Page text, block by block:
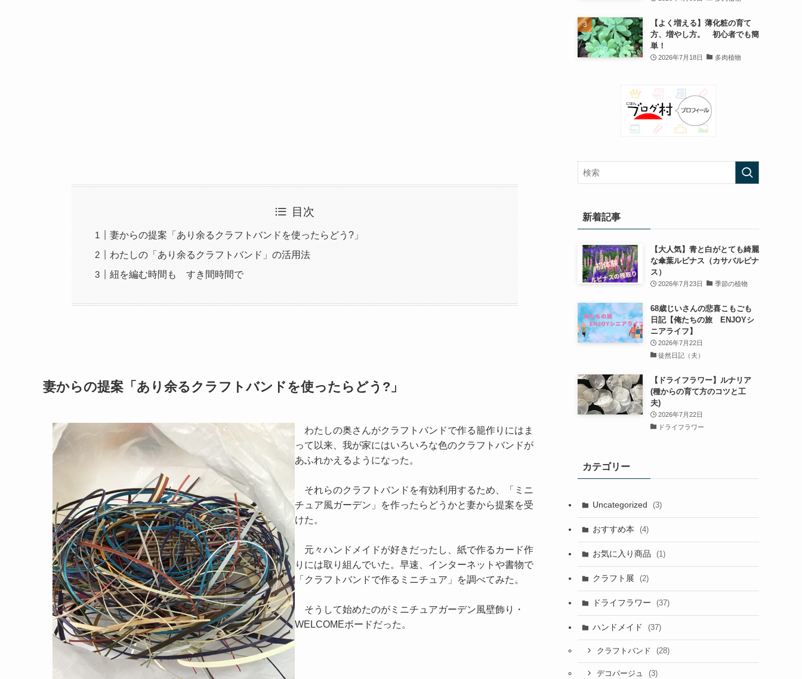
目次
妻からの提案「あり余るクラフトバンドを使ったらどう?」
わたしの「あり余るクラフトバンド」の活用法
紐を編む時間も すき間時間で
妻からの提案「あり余るクラフトバンドを使ったらどう?」
わたしの奥さんがクラフトバンドで作る籠作りにはま
って以来、我が家にはいろいろな色のクラフトバンドが
あふれかえるようになった。
それらのクラフトバンドを有効利用するため、「ミニ
チュア風ガーデン」を作ったらどうかと妻から提案を受
けた。
元々ハンドメイドが好きだったし、紙で作るカード作
りには取り組んでいた。早速、インターネットや書物で
「クラフトバンドで作るミニチュア」を調べてみた。
そうして始めたのがミニチュアガーデン風壁飾り・
WELCOMEボードだった。
【よく増える】薄化粧の育て
方、増やし方。 初心者でも簡
単！
2026年7月18日 多肉植物
新着記事
【大人気】青と白がとても綺麗
な傘葉ルピナス（カサバルピナ
ス）
2026年7月23日 季節の植物
68歳じいさんの悲喜こもごも
日記【俺たちの旅 ENJOYシ
ニアライフ】
2026年7月22日
徒然日記（夫）
【ドライフラワー】ルナリア
(種からの育て方のコツと工
夫)
2026年7月22日
ドライフラワー
カテゴリー
Uncategorized (3)
おすすめ本 (4)
お気に入り商品 (1)
クラフト展 (2)
ドライフラワー (37)
ハンドメイド (37)
クラフトバンド (28)
デコパージュ (3)